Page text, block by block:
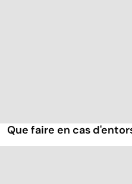
Que faire en cas